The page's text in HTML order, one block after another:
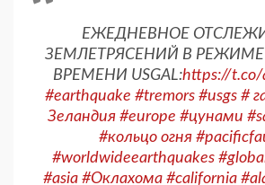
ЕЖЕДНЕВНОЕ
ЗЕМЛЕТРЯСЕНИЙ В РЕЖИМЕ
ВРЕМЕНИ USGAL:https://t.co/
#earthquake #tremors #usgs #
Зеландия #europe #цунами
#кольцо огня
#worldwideearthquakes
#asia #Оклахома #california